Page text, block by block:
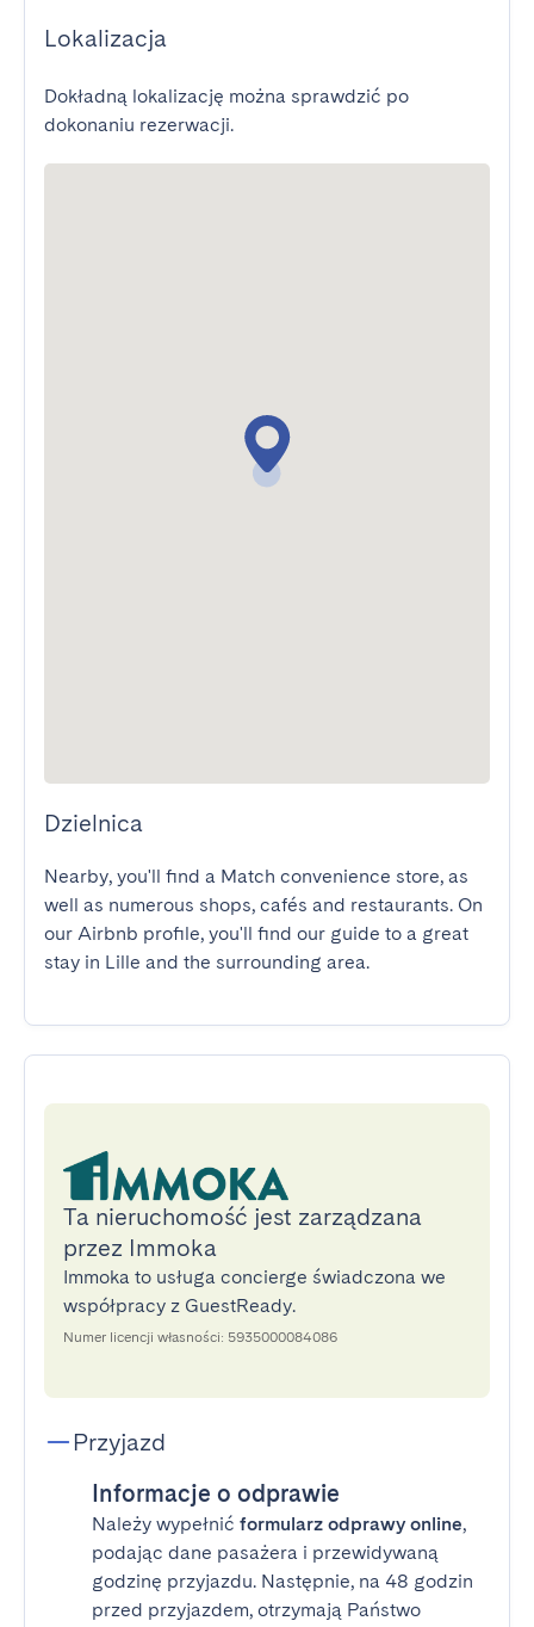
Lokalizacja
Dokładną lokalizację można sprawdzić po
dokonaniu rezerwacji.
Dzielnica
Nearby, you'll find a Match convenience store, as
well as numerous shops, cafés and restaurants. On
our Airbnb profile, you'll find our guide to a great
stay in Lille and the surrounding area.
Ta nieruchomość jest zarządzana
przez Immoka
Immoka to usługa concierge świadczona we
współpracy z GuestReady.
Numer licencji własności: 5935000084086
Przyjazd
Informacje o odprawie
Należy wypełnić formularz odprawy online,
podając dane pasażera i przewidywaną
godzinę przyjazdu. Następnie, na 48 godzin
przed przyjazdem, otrzymają Państwo